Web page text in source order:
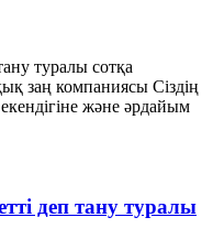
туралы сотқа
заң компаниясы Сіздің
және әрдайым
деп тану туралы